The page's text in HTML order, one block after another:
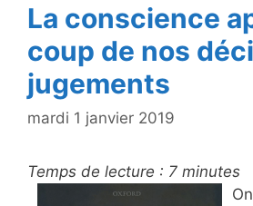
La conscience
coup de nos
jugements
mardi 1 janvier 2019
Temps de lecture : 7 minutes